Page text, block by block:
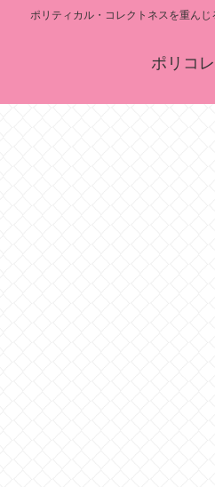
ポリティカル・コレクトネスを重ん
ポリコ